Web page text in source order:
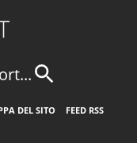
DEL SITO
FEED RSS